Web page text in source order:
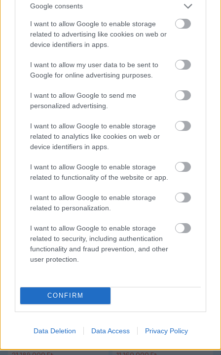
Google consents
I want to allow Google to enable storage
related to advertising like cookies on web or
device identifiers in apps.
I want to allow my user data to be sent to
Google for online advertising purposes.
I want to allow Google to send me
personalized advertising.
I want to allow Google to enable storage
related to analytics like cookies on web or
device identifiers in apps.
I want to allow Google to enable storage
related to functionality of the website or app.
I want to allow Google to enable storage
related to personalization.
I want to allow Google to enable storage
related to security, including authentication
functionality and fraud prevention, and other
user protection.
CONFIRM
Data Deletion Data Access Privacy Policy
Match 4
20.45: Labdarúgás, skót bajnokság, összefoglaló, 1.
forduló (ismétlés)
Itt állíthatod be, hogy a Csakfoci az elsők
között legyen a Google-találatokban
Tetszett a cikk? Megosztanád?
Link másolása
CÍMKÉK: #TV-MŰSOR
Autópiac
Volvo Xc60
Szín: Bordó
Üzemanyag: Benzin/elektromos
Geely Starray Em-i
Szín: Fehér
Üzemanyag: